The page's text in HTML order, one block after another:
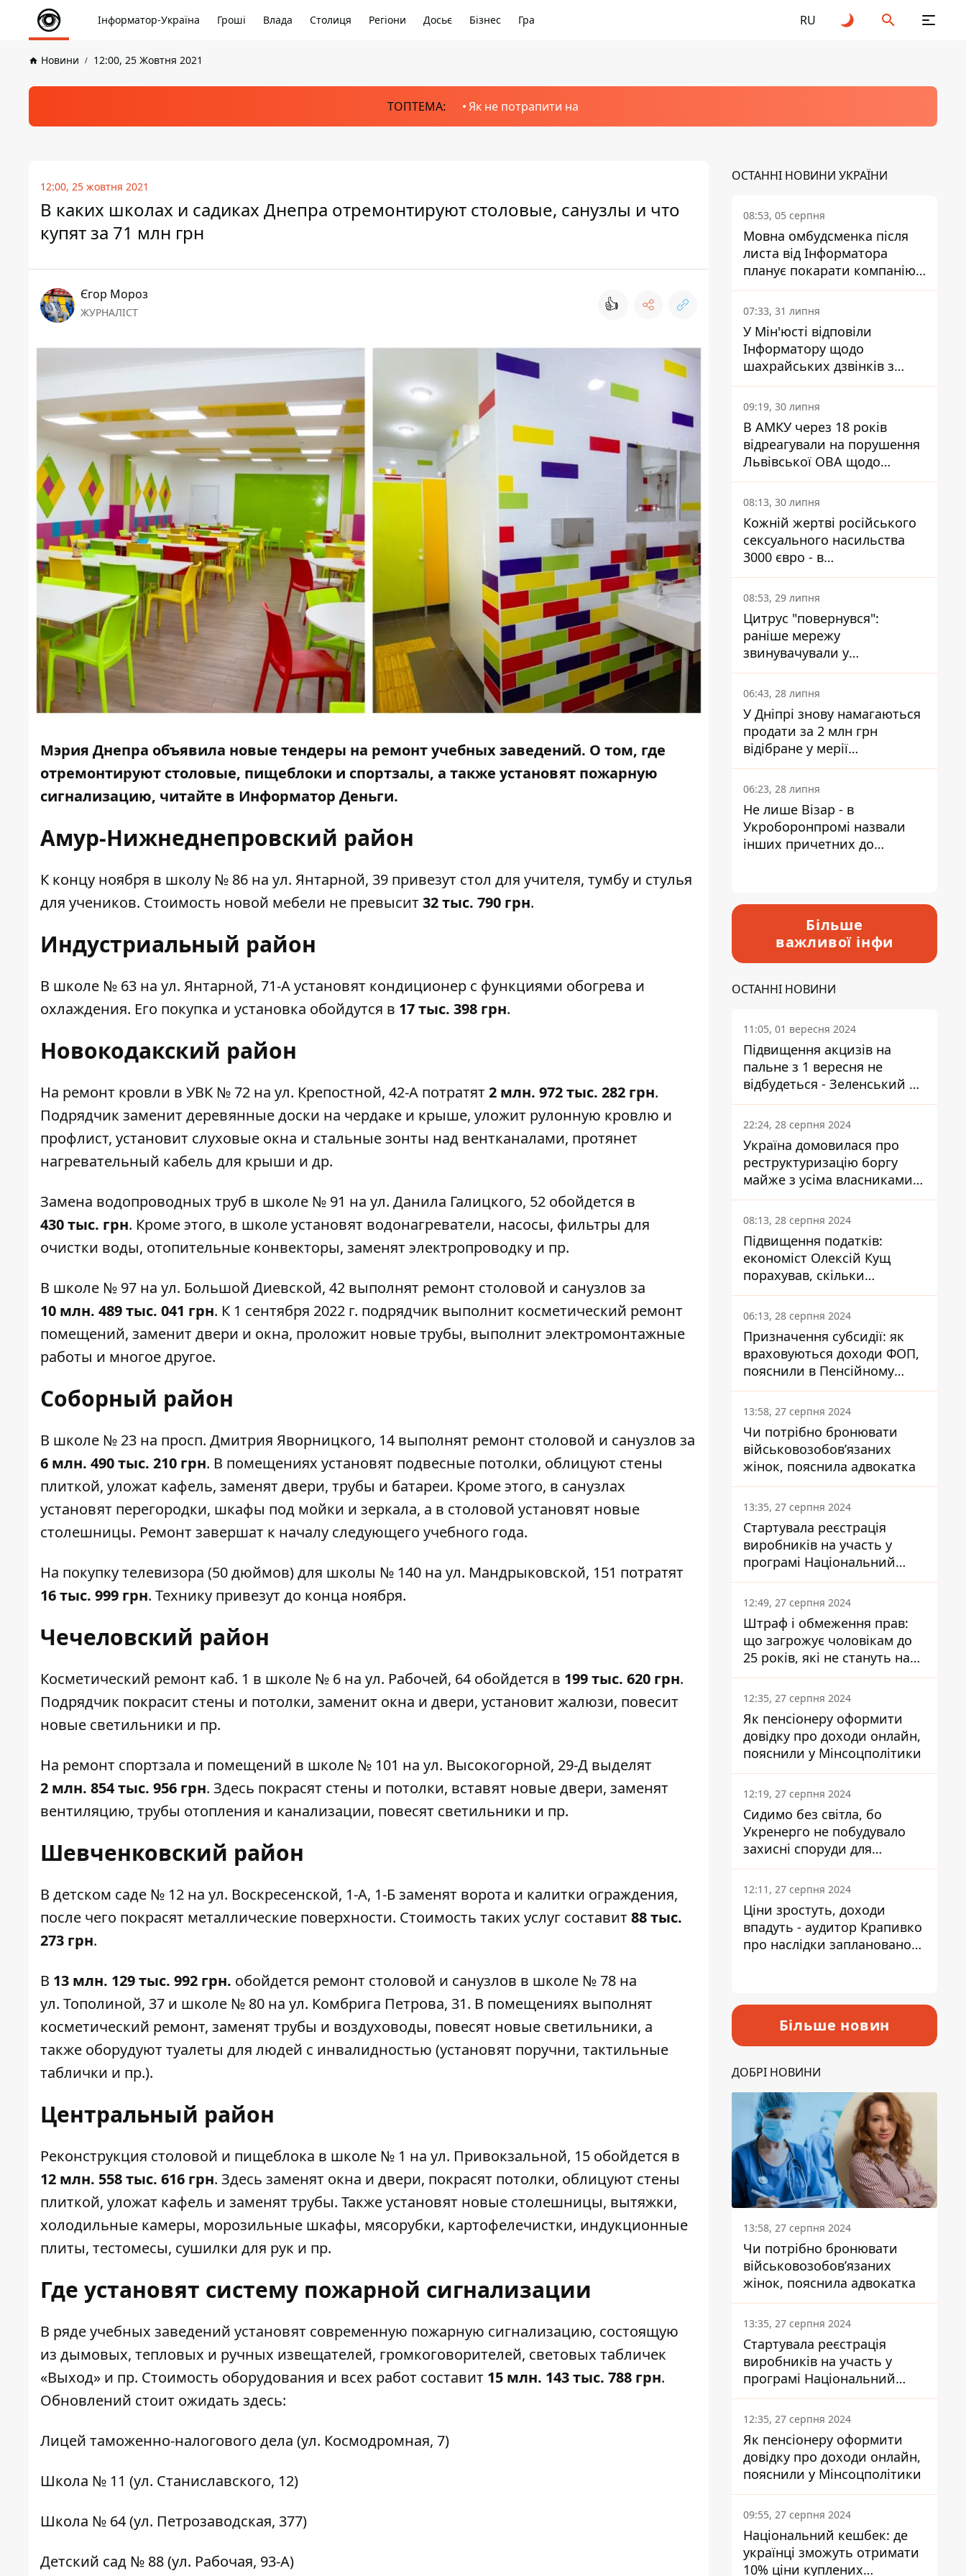
Інформатор-Україна Гроші Влада Столиця Регіони Досьє Бізнес Гра RU
Новини 12:00, 25 Жовтня 2021
ТОПТЕМА: Як не потрапити на
12:00, 25 жовтня 2021
В каких школах и садиках Днепра отремонтируют столовые, санузлы и что
купят за 71 млн грн
Єгор Мороз
ЖУРНАЛІСТ 👍
Мэрия Днепра объявила новые тендеры на ремонт учебных заведений. О том, где
отремонтируют столовые, пищеблоки и спортзалы, а также установят пожарную
сигнализацию, читайте в Информатор Деньги.
Амур-Нижнеднепровский район
К концу ноября в школу № 86 на ул. Янтарной, 39 привезут стол для учителя, тумбу и стулья
для учеников. Стоимость новой мебели не превысит 32 тыс. 790 грн.
Индустриальный район
В школе № 63 на ул. Янтарной, 71-А установят кондиционер с функциями обогрева и
охлаждения. Его покупка и установка обойдутся в 17 тыс. 398 грн.
Новокодакский район
На ремонт кровли в УВК № 72 на ул. Крепостной, 42-А потратят 2 млн. 972 тыс. 282 грн.
Подрядчик заменит деревянные доски на чердаке и крыше, уложит рулонную кровлю и
профлист, установит слуховые окна и стальные зонты над вентканалами, протянет
нагревательный кабель для крыши и др.
Замена водопроводных труб в школе № 91 на ул. Данила Галицкого, 52 обойдется в
430 тыс. грн. Кроме этого, в школе установят водонагреватели, насосы, фильтры для
очистки воды, отопительные конвекторы, заменят электропроводку и пр.
В школе № 97 на ул. Большой Диевской, 42 выполнят ремонт столовой и санузлов за
10 млн. 489 тыс. 041 грн. К 1 сентября 2022 г. подрядчик выполнит косметический ремонт
помещений, заменит двери и окна, проложит новые трубы, выполнит электромонтажные
работы и многое другое.
Соборный район
В школе № 23 на просп. Дмитрия Яворницкого, 14 выполнят ремонт столовой и санузлов за
6 млн. 490 тыс. 210 грн. В помещениях установят подвесные потолки, облицуют стены
плиткой, уложат кафель, заменят двери, трубы и батареи. Кроме этого, в санузлах
установят перегородки, шкафы под мойки и зеркала, а в столовой установят новые
столешницы. Ремонт завершат к началу следующего учебного года.
На покупку телевизора (50 дюймов) для школы № 140 на ул. Мандрыковской, 151 потратят
16 тыс. 999 грн. Технику привезут до конца ноября.
Чечеловский район
Косметический ремонт каб. 1 в школе № 6 на ул. Рабочей, 64 обойдется в 199 тыс. 620 грн.
Подрядчик покрасит стены и потолки, заменит окна и двери, установит жалюзи, повесит
новые светильники и пр.
На ремонт спортзала и помещений в школе № 101 на ул. Высокогорной, 29-Д выделят
2 млн. 854 тыс. 956 грн. Здесь покрасят стены и потолки, вставят новые двери, заменят
вентиляцию, трубы отопления и канализации, повесят светильники и пр.
Шевченковский район
В детском саде № 12 на ул. Воскресенской, 1-А, 1-Б заменят ворота и калитки ограждения,
после чего покрасят металлические поверхности. Стоимость таких услуг составит 88 тыс.
273 грн.
В 13 млн. 129 тыс. 992 грн. обойдется ремонт столовой и санузлов в школе № 78 на
ул. Тополиной, 37 и школе № 80 на ул. Комбрига Петрова, 31. В помещениях выполнят
косметический ремонт, заменят трубы и воздуховоды, повесят новые светильники, а
также оборудуют туалеты для людей с инвалидностью (установят поручни, тактильные
таблички и пр.).
Центральный район
Реконструкция столовой и пищеблока в школе № 1 на ул. Привокзальной, 15 обойдется в
12 млн. 558 тыс. 616 грн. Здесь заменят окна и двери, покрасят потолки, облицуют стены
плиткой, уложат кафель и заменят трубы. Также установят новые столешницы, вытяжки,
холодильные камеры, морозильные шкафы, мясорубки, картофелечистки, индукционные
плиты, тестомесы, сушилки для рук и пр.
Где установят систему пожарной сигнализации
В ряде учебных заведений установят современную пожарную сигнализацию, состоящую
из дымовых, тепловых и ручных извещателей, громкоговорителей, световых табличек
«Выход» и пр. Стоимость оборудования и всех работ составит 15 млн. 143 тыс. 788 грн.
Обновлений стоит ожидать здесь:
Лицей таможенно-налогового дела (ул. Космодромная, 7)
Школа № 11 (ул. Станиславского, 12)
Школа № 64(ул. Петрозаводская, 377)
Детский сад № 88(ул. Рабочая, 93-А)
ОСТАННІ НОВИНИ УКРАЇНИ
08:53, 05 серпня
Мовна омбудсменка після
листа від Інформатора
планує покарати компанію-
підрядника ПриватБанку
07:33, 31 липня
У Мін'юсті відповіли
Інформатору щодо
шахрайських дзвінків з
камери Сумського СІЗО так,
що ніхто нічого не зрозумів
09:19, 30 липня
В АМКУ через 18 років
відреагували на порушення
Львівської ОВА щодо
харчування у закладах
освіти
08:13, 30 липня
Кожній жертві російського
сексуального насильства
3000 євро - в
Мінсоцполітики пояснили
Інформатору, звідки на це
гроші
08:53, 29 липня
Цитрус "повернувся":
раніше мережу
звинувачували у
контрабанді техніки та
ухиленні від сплати
податків
06:43, 28 липня
У Дніпрі знову намагаються
продати за 2 млн грн
відібране у мерії
приміщення Укрпошти
06:23, 28 липня
Не лише Візар - в
Укроборонпромі назвали
інших причетних до
Більше
важливої інфи
ОСТАННІ НОВИНИ
11:05, 01 вересня 2024
Підвищення акцизів на
пальне з 1 вересня не
відбудеться - Зеленський не
підписав закон
22:24, 28 серпня 2024
Україна домовилася про
реструктуризацію боргу
майже з усіма власниками
єврооблігацій: що це
означає для країни
08:13, 28 серпня 2024
Підвищення податків:
економіст Олексій Кущ
порахував, скільки
заплатить кожен українець
06:13, 28 серпня 2024
Призначення субсидії: як
враховуються доходи ФОП,
пояснили в Пенсійному
фонді
13:58, 27 серпня 2024
Чи потрібно бронювати
військовозобов’язаних
жінок, пояснила адвокатка
13:35, 27 серпня 2024
Стартувала реєстрація
виробників на участь у
програмі Національний
кешбек: як це зробити
через портал Дія
12:49, 27 серпня 2024
Штраф і обмеження прав:
що загрожує чоловікам до
25 років, які не стануть на
військовий облік
12:35, 27 серпня 2024
Як пенсіонеру оформити
довідку про доходи онлайн,
пояснили у Мінсоцполітики
12:19, 27 серпня 2024
Сидимо без світла, бо
Укренерго не побудувало
захисні споруди для
енергетики - нардеп
Кучеренко
12:11, 27 серпня 2024
Ціни зростуть, доходи
впадуть - аудитор Крапивко
про наслідки запланованого
Більше новин
ДОБРІ НОВИНИ
13:58, 27 серпня 2024
Чи потрібно бронювати
військовозобов’язаних
жінок, пояснила адвокатка
13:35, 27 серпня 2024
Стартувала реєстрація
виробників на участь у
програмі Національний
кешбек: як це зробити
через портал Дія
12:35, 27 серпня 2024
Як пенсіонеру оформити
довідку про доходи онлайн,
пояснили у Мінсоцполітики
09:55, 27 серпня 2024
Національний кешбек: де
українці зможуть отримати
10% ціни куплених